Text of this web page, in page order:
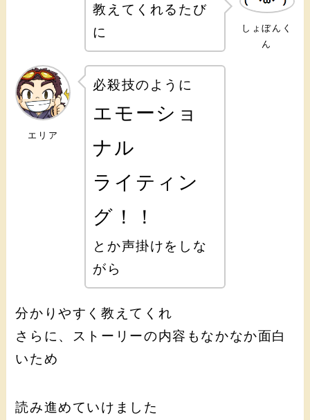
しょぼんく
ん
教えてくれるたび
に
エリア
必殺技のように
エモーショ
ナル
ライティン
グ ！！
とか声掛けをしな
がら
分かりやすく教えてくれ
さらに、ストーリーの内容もなかなか面白
いため
読み進めていけました